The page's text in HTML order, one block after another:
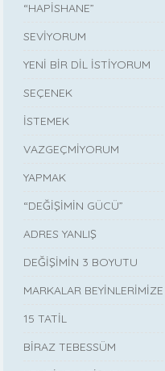
“HAPİSHANE”
SEVİYORUM
YENİ BİR DİL İSTİYORUM
SEÇENEK
İSTEMEK
VAZGEÇMİYORUM
YAPMAK
“DEĞİŞİMİN GÜCÜ”
ADRES YANLIŞ
DEĞİŞİMİN 3 BOYUTU
MARKALAR
15 TATİL
BİRAZ TEBESSÜM